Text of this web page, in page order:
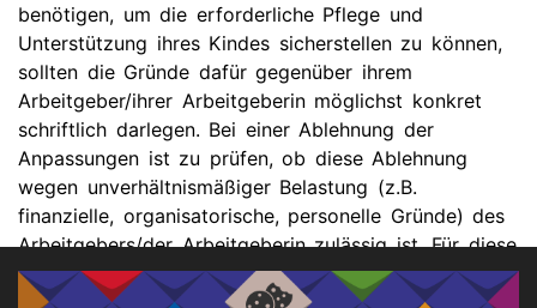
benötigen, um die erforderliche Pflege und
Unterstützung ihres Kindes sicherstellen zu können,
sollten die Gründe dafür gegenüber ihrem
Arbeitgeber/ihrer Arbeitgeberin möglichst konkret
schriftlich darlegen. Bei einer Ablehnung der
Anpassungen ist zu prüfen, ob diese Ablehnung
wegen unverhältnismäßiger Belastung (z.B.
finanzielle, organisatorische, personelle Gründe) des
Arbeitgebers/der Arbeitgeberin zulässig ist. Für diese
Klärung sollte die Hilfe derAntdiskriminierungsstelle
oder einer Fachanwältin/eines Fachanwaltes für